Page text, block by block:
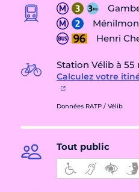
Henri
Station Vélib à 55
Calculez votre
Données RATP / Vélib
Tout public